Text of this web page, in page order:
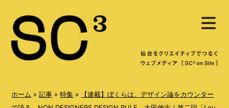
メ
ニ
を
開
く
ホーム »記事 »特集 »
【連載】ぼくらは、デザイン論をカウンター